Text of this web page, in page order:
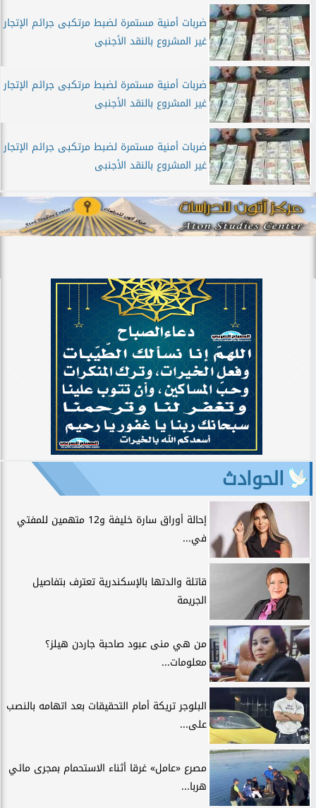
ضربات أمنية مستمرة لضبط مرتكبى جرائم الإتجار
غير المشروع بالنقد الأجنبى
ضربات أمنية مستمرة لضبط مرتكبى جرائم الإتجار
غير المشروع بالنقد الأجنبى
ضربات أمنية مستمرة لضبط مرتكبى جرائم الإتجار
غير المشروع بالنقد الأجنبى
الحوادث
إحالة أوراق سارة خليفة و12 متهمين للمفتي
في...
قاتلة والدتها بالإسكندرية تعترف بتفاصيل
الجريمة
من هي منى عبود صاحبة جاردن هيلز؟
معلومات...
البلوجر تريكة أمام التحقيقات بعد اتهامه بالنصب
على...
مصرع «عامل» غرقا أثناء الاستحمام بمجرى مائي
هربا...